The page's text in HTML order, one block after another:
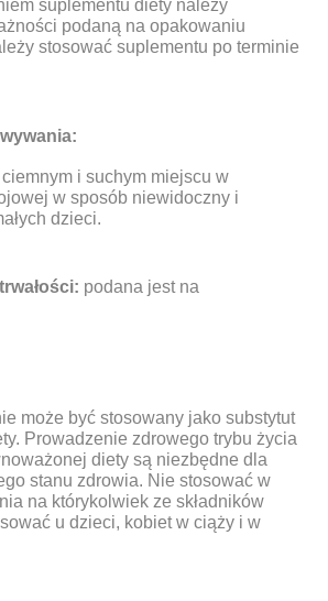
suplementu diety należy
podaną na opakowaniu
stosować suplementu po terminie
i suchym miejscu w
w sposób niewidoczny i
dzieci.
podana jest na
może być stosowany jako substytut
Prowadzenie zdrowego trybu życia
diety są niezbędne dla
stanu zdrowia. Nie stosować w
na którykolwiek ze składników
u dzieci, kobiet w ciąży i w